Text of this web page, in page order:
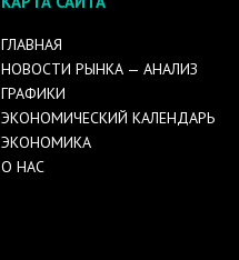
ГЛАВНАЯ
НОВОСТИ РЫНКА — АНАЛИЗ
ГРАФИКИ
ЭКОНОМИЧЕСКИЙ КАЛЕНДАРЬ
ЭКОНОМИКА
О НАС